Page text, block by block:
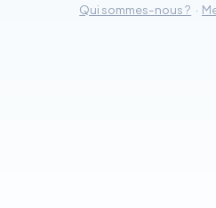
Qui sommes-nous ? ·